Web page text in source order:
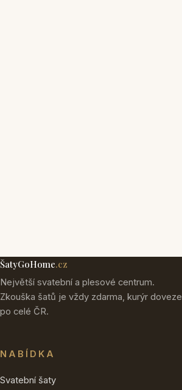
ŠatyGoHome.cz
Největší svatební a plesové centrum.
Zkouška šatů je vždy zdarma, kurýr doveze
po celé ČR.
NABÍDKA
Svatební šaty